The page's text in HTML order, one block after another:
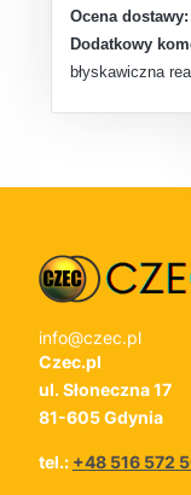
Ocena dostawy:
Dodatkowy
błyskawiczna
info@czec.pl
Czec.pl
ul. Słoneczna 17
81-605 Gdynia
tel.: +48 516 572